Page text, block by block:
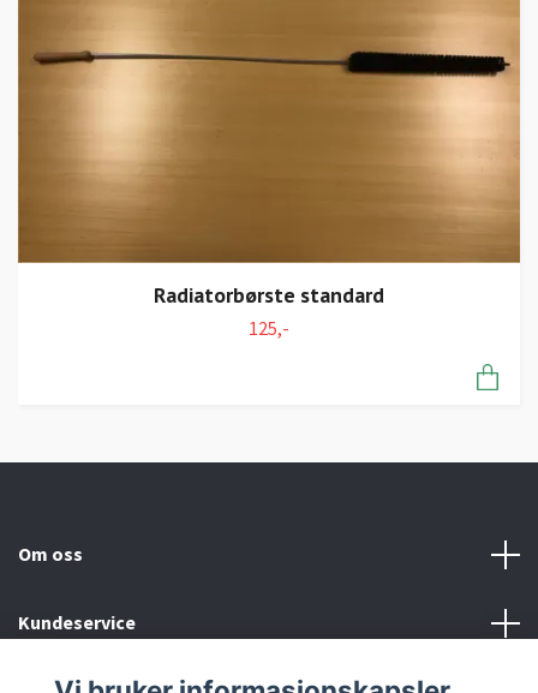
Radiatorbørste standard
125,-
Om oss
Kundeservice